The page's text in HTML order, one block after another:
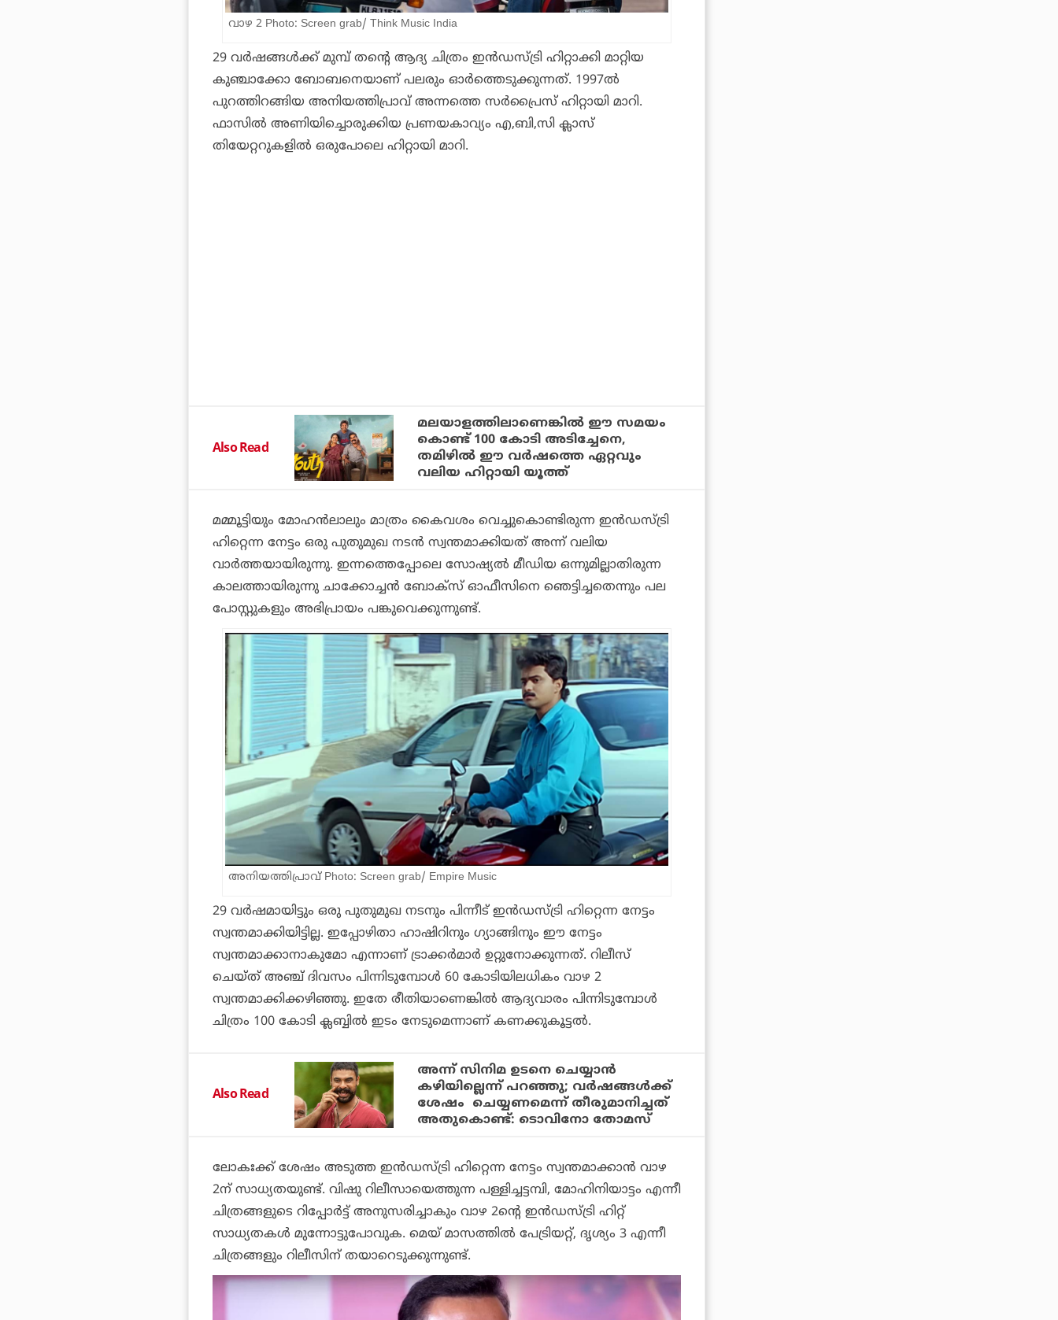
വാഴ 2 Photo: Screen grab/ Think Music India
29 വര്‍ഷങ്ങള്‍ക്ക് മുമ്പ് തന്റെ ആദ്യ ചിത്രം ഇന്‍ഡസ്ട്രി ഹിറ്റാക്കി മാറ്റിയ
കുഞ്ചാക്കോ ബോബനെയാണ് പലരും ഓര്‍ത്തെടുക്കുന്നത്. 1997ല്‍
പുറത്തിറങ്ങിയ അനിയത്തിപ്രാവ്അന്നത്തെ സര്‍പ്രൈസ് ഹിറ്റായി മാറി.
ഫാസില്‍ അണിയിച്ചൊരുക്കിയ പ്രണയകാവ്യം എ,ബി,സി ക്ലാസ്
തിയേറ്ററുകളില്‍ ഒരുപോലെ ഹിറ്റായി മാറി.
Also Read
മലയാളത്തിലാണെങ്കില്‍ ഈ സമയം
കൊണ്ട് 100 കോടി അടിച്ചേനെ,
തമിഴില്‍ ഈ വര്‍ഷത്തെ ഏറ്റവും
വലിയ ഹിറ്റായി യൂത്ത്
മമ്മൂട്ടിയും മോഹന്‍ലാലും മാത്രം കൈവശം വെച്ചുകൊണ്ടിരുന്ന ഇന്‍ഡസ്ട്രി
ഹിറ്റെന്ന നേട്ടം ഒരു പുതുമുഖ നടന്‍ സ്വന്തമാക്കിയത് അന്ന് വലിയ
വാര്‍ത്തയായിരുന്നു. ഇന്നത്തെപ്പോലെ സോഷ്യല്‍ മീഡിയ ഒന്നുമില്ലാതിരുന്ന
കാലത്തായിരുന്നു ചാക്കോച്ചന്‍ ബോക്‌സ് ഓഫീസിനെ ഞെട്ടിച്ചതെന്നും പല
പോസ്റ്റുകളും അഭിപ്രായം പങ്കുവെക്കുന്നുണ്ട്.
അനിയത്തിപ്രാവ് Photo: Screen grab/ Empire Music
29 വര്‍ഷമായിട്ടും ഒരു പുതുമുഖ നടനും പിന്നീട് ഇന്‍ഡസ്ട്രി ഹിറ്റെന്ന നേട്ടം
സ്വന്തമാക്കിയിട്ടില്ല. ഇപ്പോഴിതാ ഹാഷിറിനും ഗ്യാങ്ങിനും ഈ നേട്ടം
സ്വന്തമാക്കാനാകുമോ എന്നാണ് ട്രാക്കര്‍മാര്‍ ഉറ്റുനോക്കുന്നത്. റിലീസ്
ചെയ്ത് അഞ്ച് ദിവസം പിന്നിടുമ്പോള്‍ 60 കോടിയിലധികം വാഴ 2
സ്വന്തമാക്കിക്കഴിഞ്ഞു. ഇതേ രീതിയാണെങ്കില്‍ ആദ്യവാരം പിന്നിടുമ്പോള്‍
ചിത്രം 100 കോടി ക്ലബ്ബില്‍ ഇടം നേടുമെന്നാണ് കണക്കുകൂട്ടല്‍.
Also Read
അന്ന് സിനിമ ഉടനെ ചെയ്യാന്‍
കഴിയില്ലെന്ന് പറഞ്ഞു; വര്‍ഷങ്ങള്‍ക്ക്
ശേഷം ചെയ്യണമെന്ന് തീരുമാനിച്ചത്
അതുകൊണ്ട്: ടൊവിനോ തോമസ്
ലോകഃക്ക് ശേഷം അടുത്ത ഇന്‍ഡസ്ട്രി ഹിറ്റെന്ന നേട്ടം സ്വന്തമാക്കാന്‍ വാഴ
2ന്സാധ്യതയുണ്ട്. വിഷു റിലീസായെത്തുന്ന പള്ളിച്ചട്ടമ്പി, മോഹിനിയാട്ടം എന്നീ
ചിത്രങ്ങളുടെ റിപ്പോര്‍ട്ട് അനുസരിച്ചാകും വാഴ 2ന്റെ ഇന്‍ഡസ്ട്രി ഹിറ്റ്
സാധ്യതകള്‍ മുന്നോട്ടുപോവുക. മെയ് മാസത്തില്‍ പേട്രിയറ്റ്, ദൃശ്യം 3 എന്നീ
ചിത്രങ്ങളും റിലീസിന് തയാറെടുക്കുന്നുണ്ട്.